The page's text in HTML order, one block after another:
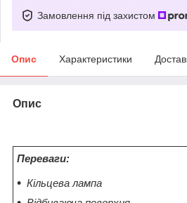
Замовлення під захистом
Опис Характеристики
Опис
Переваги:
Кільцева лампа